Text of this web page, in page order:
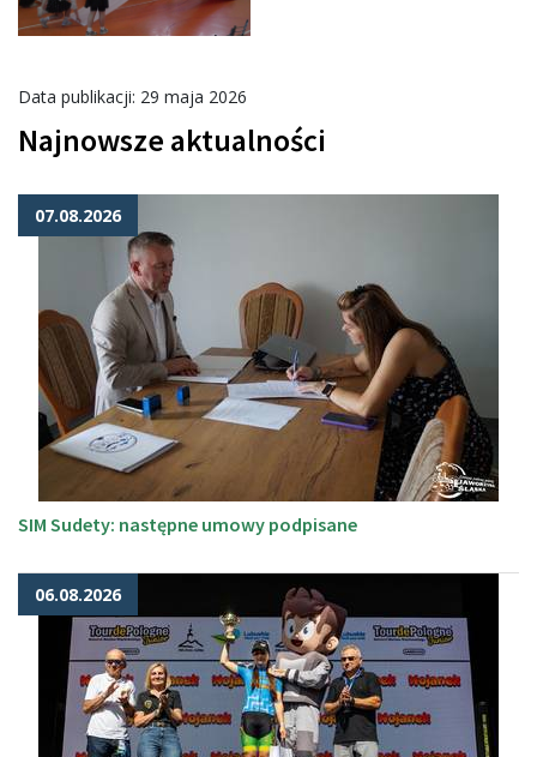
Data publikacji: 29 maja 2026
Najnowsze aktualności
07.08.2026
SIM Sudety: następne umowy podpisane
06.08.2026